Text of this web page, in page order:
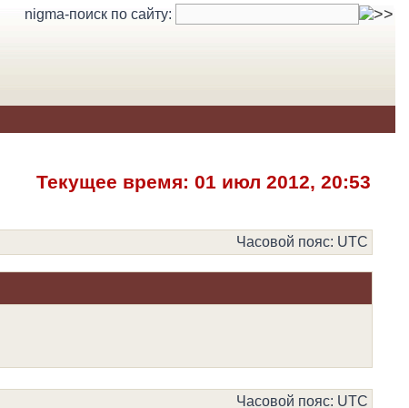
nigma-поиск по сайту:
Текущее время: 01 июл 2012, 20:53
Часовой пояс: UTC
Часовой пояс: UTC